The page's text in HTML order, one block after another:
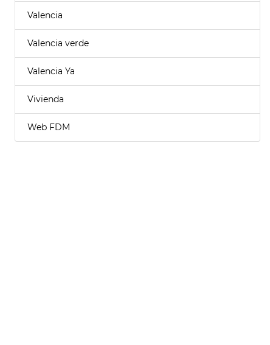
Valencia
Valencia verde
Valencia Ya
Vivienda
Web FDM